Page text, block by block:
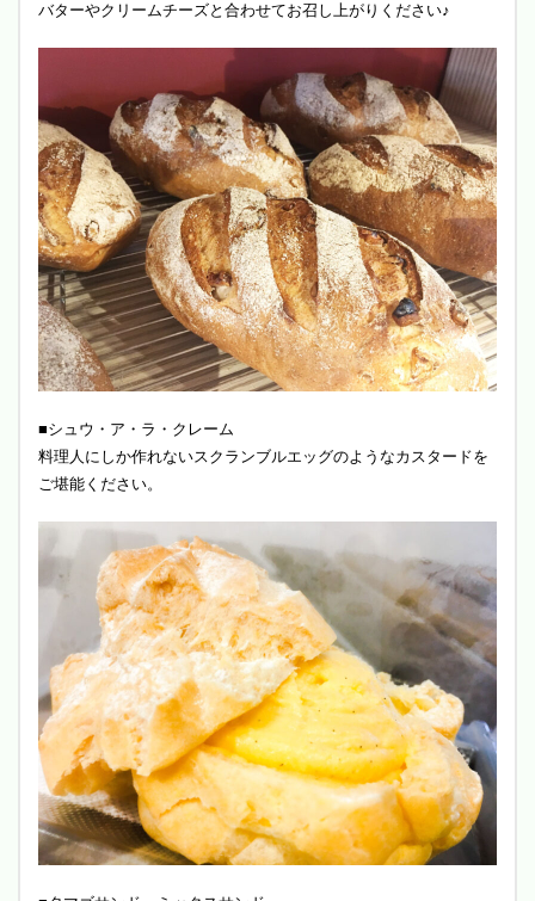
バターやクリームチーズと合わせてお召し上がりください♪
■シュウ・ア・ラ・クレーム
料理人にしか作れないスクランブルエッグのようなカスタードを
ご堪能ください。